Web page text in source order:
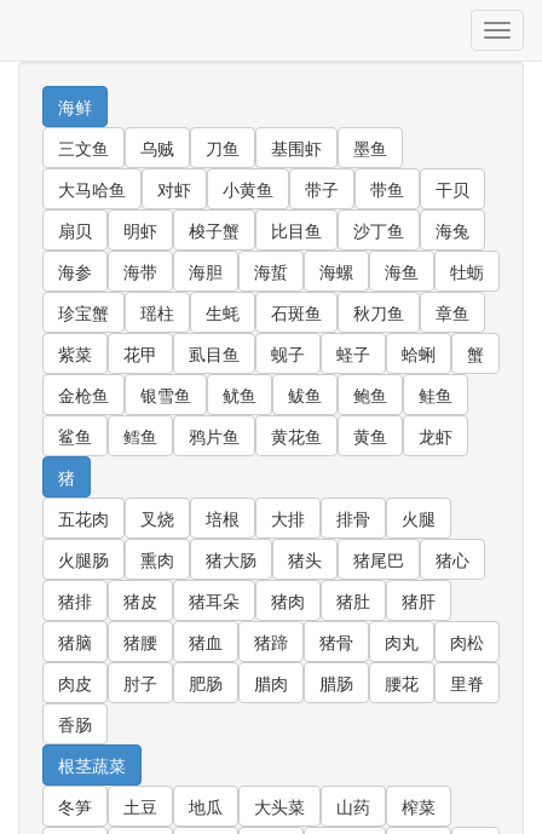
海鲜
三文鱼
乌贼 刀鱼 基围虾
墨鱼
大马哈鱼
对虾 小黄鱼 带子 带鱼
干贝
扇贝
明虾 梭子蟹 比目鱼 沙丁鱼
海兔
海参
海带 海胆 海蜇 海螺 海鱼
牡蛎
珍宝蟹
瑶柱 生蚝 石斑鱼 秋刀鱼
章鱼
紫菜
花甲 虱目鱼 蚬子 蛏子 蛤蜊
蟹
金枪鱼
银雪鱼 鱿鱼 鲅鱼 鲍鱼
鲑鱼
鲨鱼
鳕鱼 鸦片鱼 黄花鱼 黄鱼
龙虾
猪
五花肉
叉烧 培根 大排 排骨
火腿
火腿肠
熏肉 猪大肠 猪头 猪尾巴
猪心
猪排
猪皮 猪耳朵 猪肉 猪肚
猪肝
猪脑
猪腰 猪血 猪蹄 猪骨 肉丸
肉松
肉皮
肘子 肥肠 腊肉 腊肠 腰花
里脊
香肠
根茎蔬菜
冬笋
土豆 地瓜 大头菜 山药
榨菜